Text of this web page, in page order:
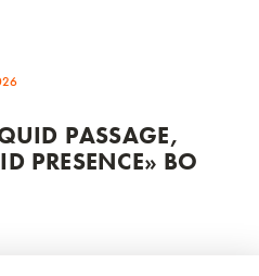
PASSAGE,
PRESENCE» BO